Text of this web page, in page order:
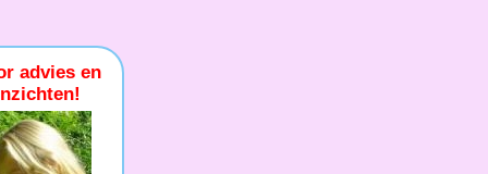
advies en